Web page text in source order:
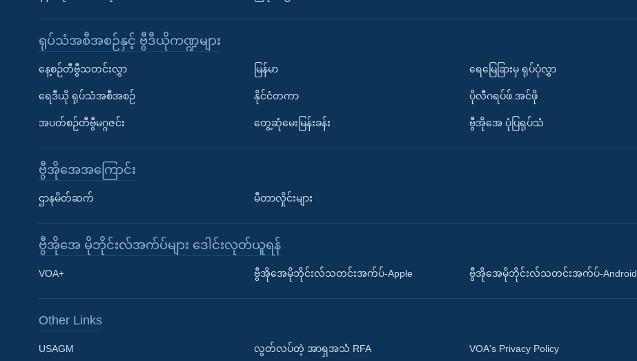
Learning English
ရုပ်သံအစီအစဉ်နှင့် ဗွီဒီယိုကဏ္ဍများ
နေ့စဉ်တီဗွီသတင်းလွှာ
ရေဒီယို ရုပ်သံအစီအစဉ်
အပတ်စဉ်တီဗွီမဂ္ဂဇင်း
မြန်မာ
နိုင်ငံတကာ
တွေ့ဆုံမေးမြန်းခန်း
ရေမြေခြားမှ ရုပ်ပုံလွှာ
ပိုလီဂရပ်ဖ်.အင်ဖို
ဗွီအိုအေ ပုံပြရုပ်သံ
ဗွီအိုအေအကြောင်း
ဌာနမိတ်ဆက် မီတာလှိုင်းများ
ဗွီအိုအေ မိုဘိုင်းလ်အက်ပ်များ ဒေါင်းလုတ်ယူရန်
VOA+ ဗွီအိုအေမိုဘိုင်းလ်သတင်းအက်ပ်-Apple ဗွီအိုအေမိုဘိုင်းလ်သတင်းအက်ပ်-Android
Other Links
USAGM လွတ်လပ်တဲ့ အာရှအသံ RFA VOA's Privacy Policy